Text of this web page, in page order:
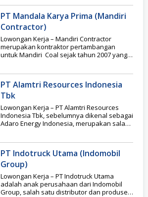
PT Mandala Karya Prima (Mandiri
Contractor)
Lowongan Kerja – Mandiri Contractor
merupakan kontraktor pertambangan
untuk Mandiri Coal sejak tahun 2007 yang
PT Alamtri Resources Indonesia
Tbk
Lowongan Kerja – PT Alamtri Resources
Indonesia Tbk, sebelumnya dikenal sebagai
Adaro Energy Indonesia, merupakan salah
PT Indotruck Utama (Indomobil
Group)
Lowongan Kerja – PT Indotruck Utama
adalah anak perusahaan dari Indomobil
Group, salah satu distributor dan produsen